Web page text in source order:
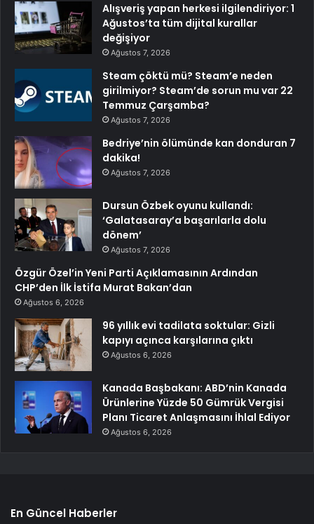
Alışveriş yapan herkesi ilgilendiriyor: 1
Ağustos’ta tüm dijital kurallar
değişiyor
Ağustos 7, 2026
Steam çöktü mü? Steam’e neden
girilmiyor? Steam’de sorun mu var 22
Temmuz Çarşamba?
Ağustos 7, 2026
Bedriye’nin ölümünde kan donduran 7
dakika!
Ağustos 7, 2026
Dursun Özbek oyunu kullandı:
‘Galatasaray’a başarılarla dolu
dönem’
Ağustos 7, 2026
Özgür Özel’in Yeni Parti Açıklamasının Ardından
CHP’den İlk İstifa Murat Bakan’dan
Ağustos 6, 2026
96 yıllık evi tadilata soktular: Gizli
kapıyı açınca karşılarına çıktı
Ağustos 6, 2026
Kanada Başbakanı: ABD’nin Kanada
Ürünlerine Yüzde 50 Gümrük Vergisi
Planı Ticaret Anlaşmasını İhlal Ediyor
Ağustos 6, 2026
En Güncel Haberler